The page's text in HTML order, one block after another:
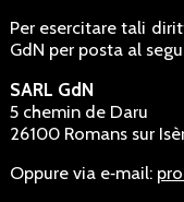
Per esercitare tali
GdN per posta al
SARL GdN
5 chemin de Daru
26100 Romans sur
Oppure via e‑mail: